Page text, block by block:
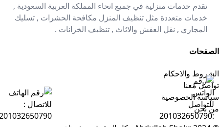
تقدم خدمات منزلية في جميع انحاء المملكة العربية السعودية ,
خدمات متعددة مثل تنظيف المنزل مكافحة الحشرات , تسليك
المجاري , نقل العفش والاثاث , تنظيف الخزانات .
الصفحات
الشروط والاحكام
تواصل معنا
سياسة الخصوصية
من نحن